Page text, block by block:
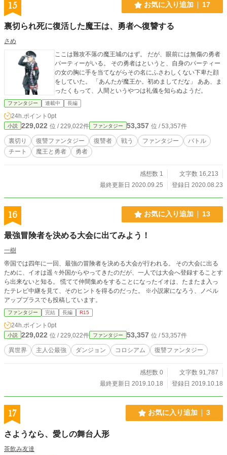
15 お気に入り追加 17
裏切られ死に復活した魔王は、勇者へ復讐する
さめ
ここは難攻不落の魔王城のはず。 だが、眼前には無傷の勇者
パーティーがいる。 その勇者はというと、自身のパーティー
の女の胸に手を当てながらその名にふさわしくない下卑た顔
をしていた。 「あんたが魔王か。初めましてだな」 ああ、ま
ったくもって、人間というやつは礼儀を知らぬようだ。
ファンタジー 連載中 長編
24h.ポイント 0pt
小説 229,022 位 / 229,022件 ファンタジー 53,357 位 / 53,357件
裏切り 復讐ファンタジー 復讐者 戦う ファンタジー
バトル
チート
魔王と勇者 勇者
感想数 1
文字数 16,213
最終更新日 2020.09.25
登録日 2020.08.23
16 お気に入り追加 13
最強冒険者を決める大会に出てみよう！
一樹
帝国では四年に一回、最強の冒険者を決める大会が行われる。 その大会に出る
ために、イオは遥々外国からやってきたのだが、一人では大会へ登録することす
ら出来ないと知る。 慌てて仲間集めをすることになったイオは、たまたま入っ
たテレビ中継を見て、そのヒントを得るのだった。 ※小説家になろう、ノベル
アッププラスでも投稿しています。
ファンタジー 完結 長編 R15
24h.ポイント 0pt
小説 229,022 位 / 229,022件 ファンタジー 53,357 位 / 53,357件
異世界 主人公最強 ダンジョン コロシアム 復讐ファンタジー
感想数 0
文字数 91,787
最終更新日 2019.10.18
登録日 2019.10.18
17 お気に入り追加 3
さようなら、愛しの舞台人形
茶飲み友達